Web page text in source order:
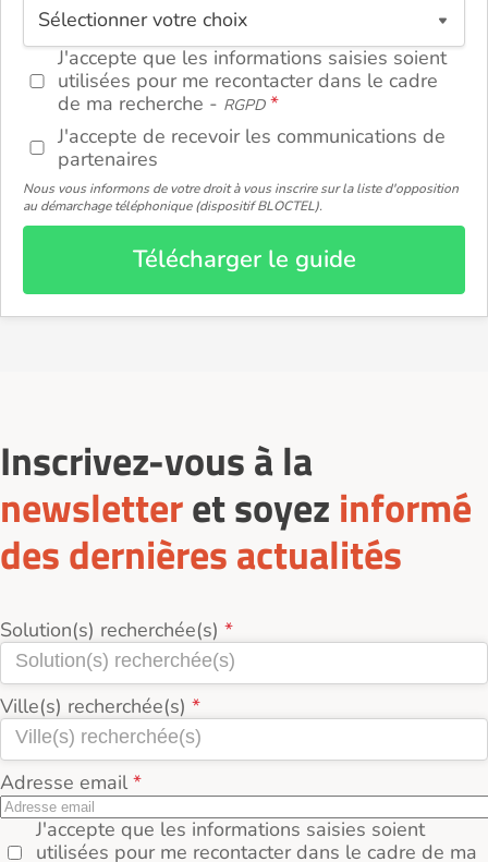
J'accepte que les informations saisies soient
utilisées pour me recontacter dans le cadre
de ma recherche - RGPD
J'accepte de recevoir les communications de
partenaires
Nous vous informons de votre droit à vous inscrire sur la liste d'opposition
au démarchage téléphonique (dispositif BLOCTEL).
Télécharger le guide
Inscrivez-vous à la
newsletteret soyez informé
des dernières actualités
Solution(s) recherchée(s)
Ville(s) recherchée(s)
Adresse email
J'accepte que les informations saisies soient
utilisées pour me recontacter dans le cadre de ma